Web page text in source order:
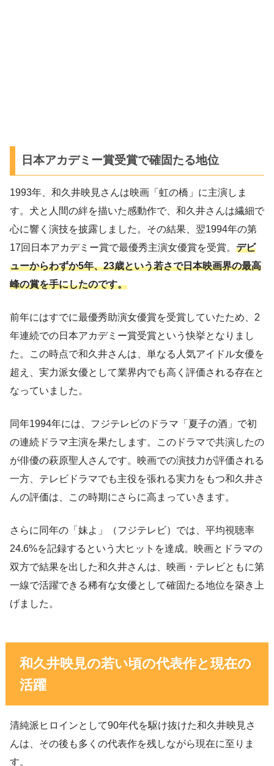
日本アカデミー賞受賞で確固たる地位
1993年、和久井映見さんは映画「虹の橋」に主演しま
す。犬と人間の絆を描いた感動作で、和久井さんは繊細で
心に響く演技を披露しました。その結果、翌1994年の第
17回日本アカデミー賞で最優秀主演女優賞を受賞。 デビ
ューからわずか5年、23歳という若さで日本映画界の最高
峰の賞を手にしたのです。
前年にはすでに最優秀助演女優賞を受賞していたため、2
年連続での日本アカデミー賞受賞という快挙となりまし
た。この時点で和久井さんは、単なる人気アイドル女優を
超え、実力派女優として業界内でも高く評価される存在と
なっていました。
同年1994年には、フジテレビのドラマ「夏子の酒」で初
の連続ドラマ主演を果たします。このドラマで共演したの
が俳優の萩原聖人さんです。映画での演技力が評価される
一方、テレビドラマでも主役を張れる実力をもつ和久井さ
んの評価は、この時期にさらに高まっていきます。
さらに同年の「妹よ」（フジテレビ）では、平均視聴率
24.6%を記録するという大ヒットを達成。映画とドラマの
双方で結果を出した和久井さんは、映画・テレビともに第
一線で活躍できる稀有な女優として確固たる地位を築き上
げました。
和久井映見の若い頃の代表作と現在の
活躍
清純派ヒロインとして90年代を駆け抜けた和久井映見さ
んは、その後も多くの代表作を残しながら現在に至りま
す。